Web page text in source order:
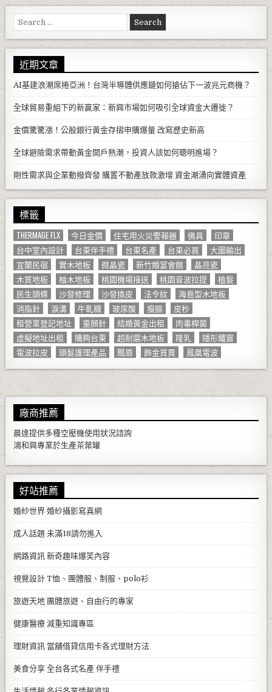
Search for:
近期文章
AI基建浪潮席捲亞洲！台灣半導體供應鏈如何搶佔下一波兆元商機？
全球貿易重組下的新贏家：新興市場如何吸引全球資金大遷徙？
金價驚驚漲！公股銀行黃金存摺申購爆量 改寫歷史新高
全球避險需求帶動黃金開戶熱潮，投資人該如何聰明進場？
剛性需求與企業動撥齊發 購置不動產放款激增 資金潮湧向實體資產
標籤
THERMAGE FLX 今日金價 住宅用火災警報器 佛具
印章
台中室內設計
台東伴手禮 台東名產 台東必買
大圖輸出
宜蘭民宿
實木地板 微晶瓷 新竹婚宴會館
晶亮瓷
木質地板
柚木地板 桃園機場接送 桃園音波拉提
植髮
民生頭條
沙發修理 沙發換皮 法令紋
海島型木地板
消脂針
淚溝 牛軋糖 玻尿酸 瘦臉
皮秒
租營業登記地址
童顏針 結婚黃金出租
肉毒桿菌
虛擬地址出租
購夠台東 超耐磨木地板 隆乳
隱形鐵窗
電波拉皮
頭髮護理產品 飄眉 飾金買賣 鳳凰電波
廠商推薦
晨達提供多種空壓機使用狀況諮詢
鴻和興專業於生產茶葉罐
好站推薦
婚紗世界 婚紗攝影寫真網
成人話題 未滿18請勿進入
網路資訊 新奇趣味爆笑內容
視覺設計 T恤、團體服、制服、polo衫
旅遊天地 團體旅遊、自由行的專家
健康醫療 減重知識專區
理財資訊 當舖借貸信用卡各式理財方法
美食分享 全台各式名產 伴手禮